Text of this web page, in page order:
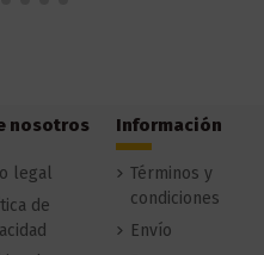
nosotros
legal
de
Información
Términos y
condiciones
Envío